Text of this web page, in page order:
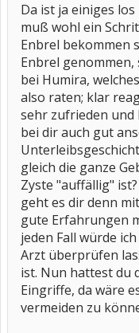
Da ist ja einiges
muß wohl ein
Enbrel bekommen
Enbrel
bei Humira,
also raten; klar
sehr zufrieden und
bei dir auch gut
gleich die ganze
Zyste "auffällig"
geht es dir denn
gute Erfahrungen
jeden Fall würde
Arzt überprüfen
ist. Nun hattest du
Eingriffe, da wäre
vermeiden zu